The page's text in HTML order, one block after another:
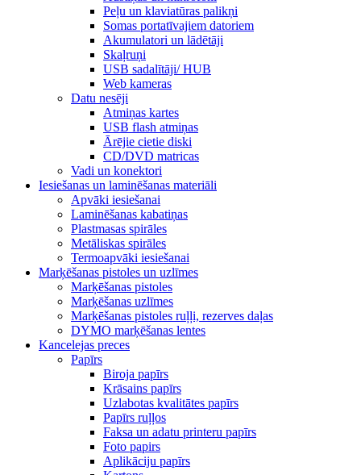
Peļu un klaviatūras palikņi
Somas portatīvajiem datoriem
Akumulatori un lādētāji
Skaļruņi
USB sadalītāji/ HUB
Web kameras
Datu nesēji
Atmiņas kartes
USB flash atmiņas
Ārējie cietie diski
CD/DVD matricas
Vadi un konektori
Iesiešanas un laminēšanas materiāli
Apvāki iesiešanai
Laminēšanas kabatiņas
Plastmasas spirāles
Metāliskas spirāles
Termoapvāki iesiešanai
Marķēšanas pistoles un uzlīmes
Marķēšanas pistoles
Marķēšanas uzlīmes
Marķēšanas pistoles ruļļi, rezerves daļas
DYMO marķēšanas lentes
Kancelejas preces
Papīrs
Biroja papīrs
Krāsains papīrs
Uzlabotas kvalitātes papīrs
Papīrs ruļļos
Faksa un adatu printeru papīrs
Foto papirs
Aplikāciju papīrs